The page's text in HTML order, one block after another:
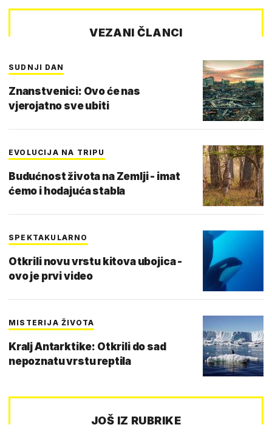
VEZANI ČLANCI
SUDNJI DAN
Znanstvenici: Ovo će nas
vjerojatno sve ubiti
EVOLUCIJA NA TRIPU
Budućnost života na Zemlji - imat
ćemo i hodajuća stabla
SPEKTAKULARNO
Otkrili novu vrstu kitova ubojica -
ovo je prvi video
MISTERIJA ŽIVOTA
Kralj Antarktike: Otkrili do sad
nepoznatu vrstu reptila
JOŠ IZ RUBRIKE